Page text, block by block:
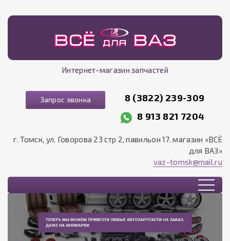
Интернет-магазин запчастей
Запрос звонка
8 (3822) 239-309
8 913 821 7204
г. Томск, ул. Говорова 23 стр 2, павильон 17. магазин «ВСЁ
для ВАЗ»
vaz-tomsk@mail.ru